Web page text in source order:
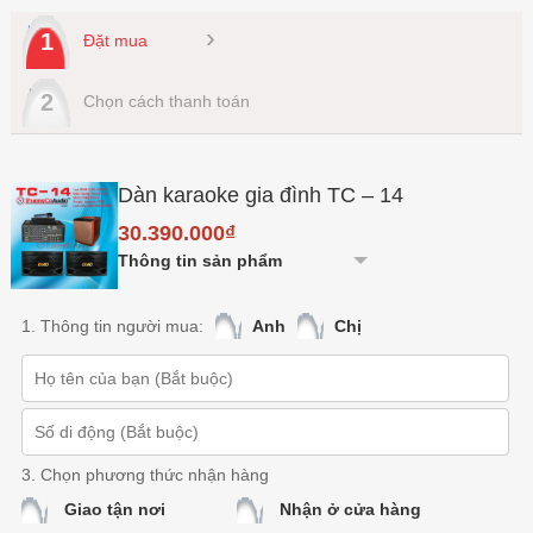
1 Đặt mua ›
2 Chọn cách thanh toán
Dàn karaoke gia đình TC – 14
30.390.000₫
Thông tin sản phẩm
1. Thông tin người mua: Anh Chị
3. Chọn phương thức nhận hàng
Giao tận nơi
Nhận ở cửa hàng